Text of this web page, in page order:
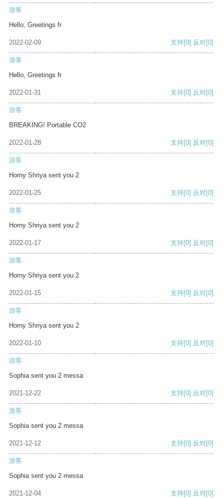
游客
Hello, Greetings fr
2022-02-09 支持[0] 反对[0]
游客
Hello, Greetings fr
2022-01-31 支持[0] 反对[0]
游客
BREAKING! Portable CO2
2022-01-28 支持[0] 反对[0]
游客
Horny Shriya sent you 2
2022-01-25 支持[0] 反对[0]
游客
Horny Shriya sent you 2
2022-01-17 支持[0] 反对[0]
游客
Horny Shriya sent you 2
2022-01-15 支持[0] 反对[0]
游客
Horny Shriya sent you 2
2022-01-10 支持[0] 反对[0]
游客
Sophia sent you 2 messa
2021-12-22 支持[0] 反对[0]
游客
Sophia sent you 2 messa
2021-12-12 支持[0] 反对[0]
游客
Sophia sent you 2 messa
2021-12-04 支持[0] 反对[0]